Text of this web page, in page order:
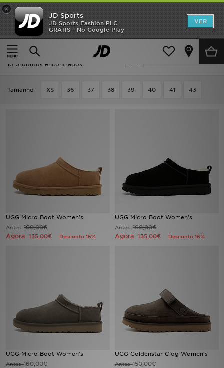
×
JD Sports
JD Sports Fashion PLC
GRÁTIS - No Google Play
VER
Página principal
Mulher
Actualizar a pesquisa
Oferta | Mulher - UGG
10 produtos encontrados
Tamanho XS 36 37 38 39 40 41 43
UGG Micro Boot Women's
Antes160,00€
Agora 135,00€ Desconto 16%
UGG Micro Boot Women's
Antes160,00€
Agora 135,00€ Desconto 16%
UGG Micro Boot Women's
Antes160,00€
UGG Goldenstar Clog Women's
Antes150,00€
INÍCIO
Promoções
NOVIDADES
DESPORTO
BLOG
ESTADO DO TEU PEDIDO